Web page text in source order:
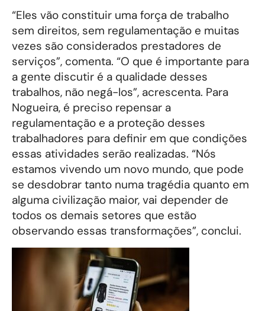
“Eles vão constituir uma força de trabalho
sem direitos, sem regulamentação e muitas
vezes são considerados prestadores de
serviços”, comenta. “O que é importante para
a gente discutir é a qualidade desses
trabalhos, não negá-los”, acrescenta. Para
Nogueira, é preciso repensar a
regulamentação e a proteção desses
trabalhadores para definir em que condições
essas atividades serão realizadas. “Nós
estamos vivendo um novo mundo, que pode
se desdobrar tanto numa tragédia quanto em
alguma civilização maior, vai depender de
todos os demais setores que estão
observando essas transformações”, conclui.